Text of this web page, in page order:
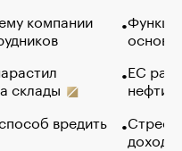
компании
склады
вредить
основ
ЕС
нефти